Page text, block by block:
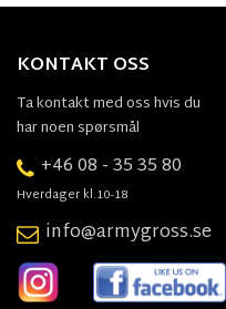
KONTAKT OSS
Ta kontakt med oss hvis du
har noen spørsmål
+46 08 - 35 35 80
Hverdager kl.10-18
info@armygross.se